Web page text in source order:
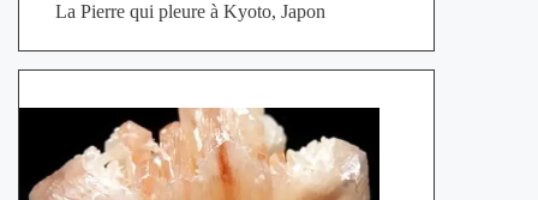
La Pierre qui pleure à Kyoto, Japon